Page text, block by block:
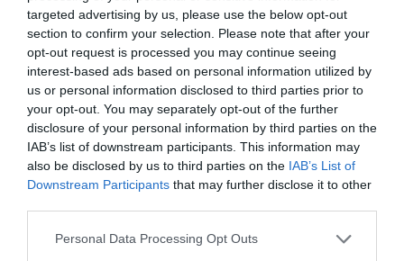
targeted advertising by us, please use the below opt-out
section to confirm your selection. Please note that after your
opt-out request is processed you may continue seeing
interest-based ads based on personal information utilized by
us or personal information disclosed to third parties prior to
your opt-out. You may separately opt-out of the further
disclosure of your personal information by third parties on the
IAB’s list of downstream participants. This information may
also be disclosed by us to third parties on the IAB’s List of
Downstream Participants that may further disclose it to other
Please note that this website/app uses one or more Google
Personal Data Processing Opt Outs
5. Ne költsd el azonnal az egész összeget impulzusvásárlásokra.
Ez is érdekelhet!Kedvezményes devizaváltás:
az idővel és a Revoluttal versenyeznek a
bankok
Olvasd el ezt is!